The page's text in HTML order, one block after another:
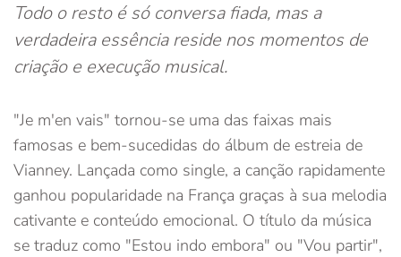
Todo o resto é só conversa fiada, mas a
verdadeira essência reside nos momentos de
criação e execução musical.
"Je m'en vais" tornou-se uma das faixas mais
famosas e bem-sucedidas do álbum de estreia de
Vianney. Lançada como single, a canção rapidamente
ganhou popularidade na França graças à sua melodia
cativante e conteúdo emocional. O título da música
se traduz como "Estou indo embora" ou "Vou partir",